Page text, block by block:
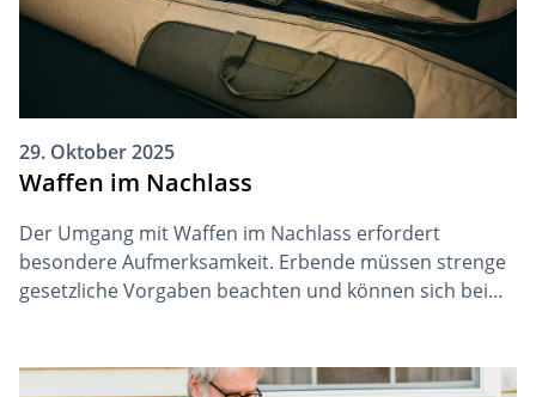
29. Oktober 2025
Waffen im Nachlass
Der Umgang mit Waffen im Nachlass erfordert
besondere Aufmerksamkeit. Erbende müssen strenge
gesetzliche Vorgaben beachten und können sich bei